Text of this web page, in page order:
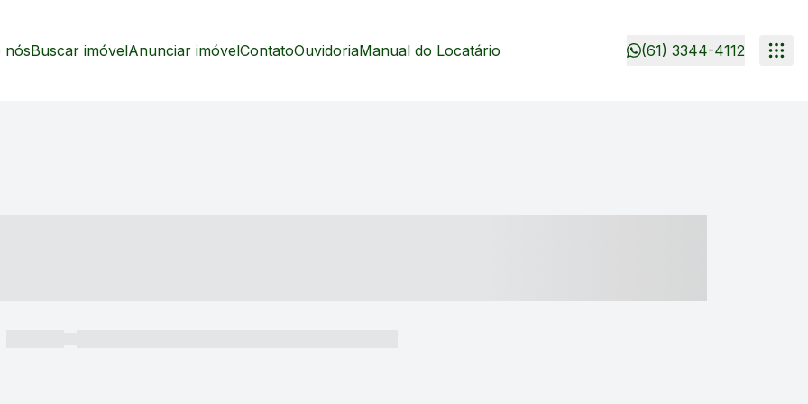
nósBuscar imóvelAnunciar imóvelContatoOuvidoriaManual do Locatário (61) 3344-4112